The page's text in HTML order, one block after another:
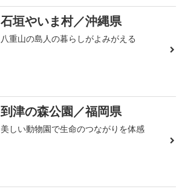
石垣やいま村／沖縄県
八重山の島人の暮らしがよみがえる
到津の森公園／福岡県
美しい動物園で生命のつながりを体感